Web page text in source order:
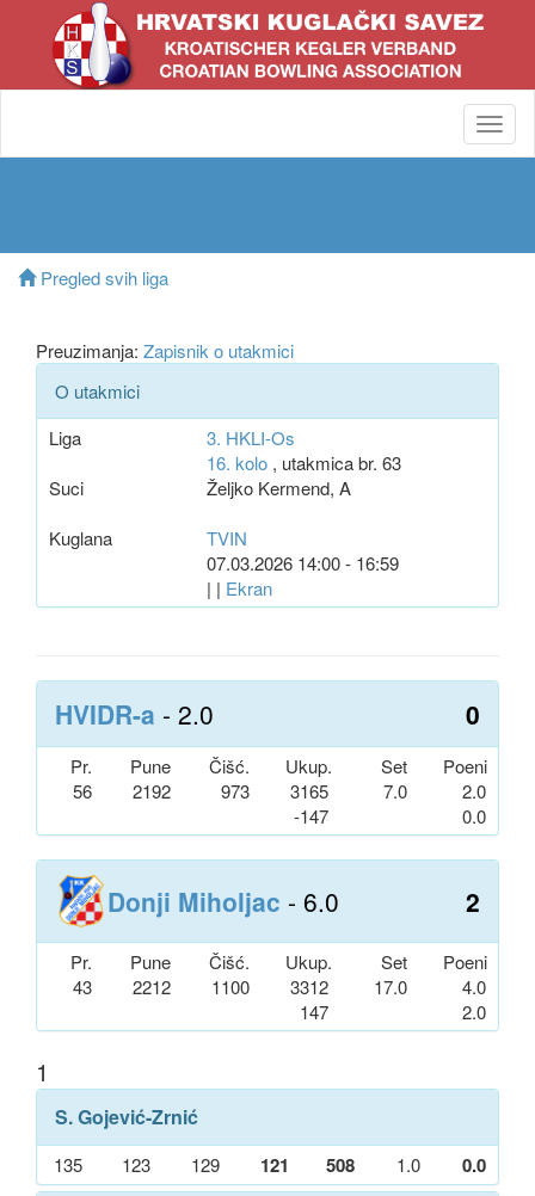
Pregled svih liga
Preuzimanja: Zapisnik o utakmici
O utakmici
Liga
3. HKLI-Os
16. kolo, utakmica br. 63
Suci
Željko Kermend, A
Kuglana
TVIN
07.03.2026 14:00 - 16:59
| | Ekran
HVIDR-a - 2.0 0
Pr. Pune Čišć. Ukup. Set
Poeni
56
2192 973
3165
-147
7.0
2.0
0.0
Donji Miholjac - 6.0 2
Pr. Pune Čišć. Ukup. Set
Poeni
43
2212 1100
3312
147
17.0
4.0
2.0
1
S. Gojević-Zrnić
135 123 129 121 508 1.0 0.0